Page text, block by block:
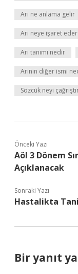
Arı ne anlama gelir
Arı neye işaret eder
Arı tanımı nedir
Arının diğer ismi
Sözcük neyi
Önceki Yazı
Aöl 3 Dönem
Açıklanacak
Sonraki Yazı
Hastalikta
Bir yanıt